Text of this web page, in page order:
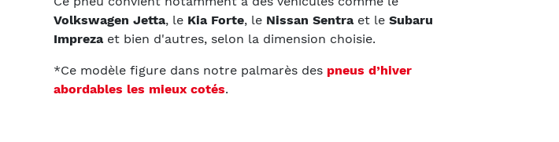
Volkswagen Jetta, le Kia Forte, le Nissan Sentraet le Subaru
Imprezaet bien d'autres, selon la dimension choisie.
*Ce modèle figure dans notre palmarès des pneus d’hiver
abordables les mieux cotés.